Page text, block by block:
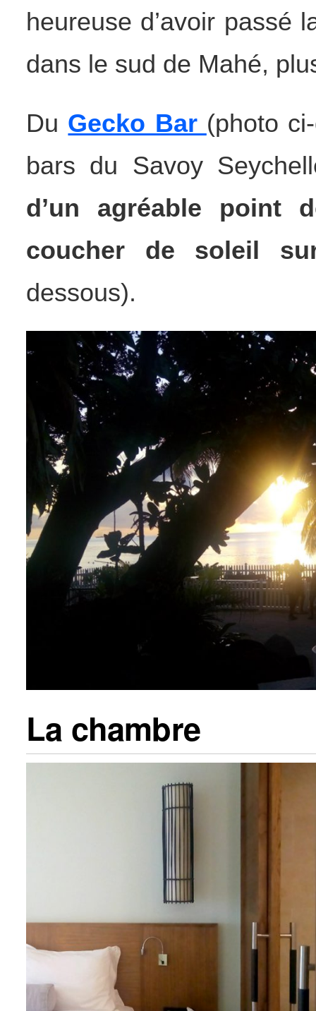
heureuse d’avoir passé
dans le sud de Mahé,
Du Gecko Bar (photo
bars du Savoy
d’un agréable point
coucher de soleil
dessous).
La chambre